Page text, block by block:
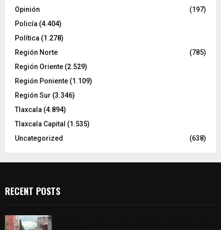
Opinión
(197)
Policía (4.404)
Política (1.278)
Región Norte
(785)
Región Oriente (2.529)
Región Poniente (1.109)
Región Sur (3.346)
Tlaxcala (4.894)
Tlaxcala Capital (1.535)
Uncategorized
(638)
RECENT POSTS